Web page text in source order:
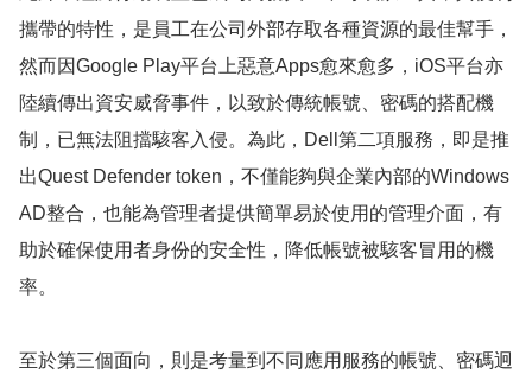
攜帶的特性，是員工在公司外部存取各種資源的最佳幫手，
然而因Google Play平台上惡意Apps愈來愈多，iOS平台亦
陸續傳出資安威脅事件，以致於傳統帳號、密碼的搭配機
制，已無法阻擋駭客入侵。為此，Dell第二項服務，即是推
出Quest Defender token，不僅能夠與企業內部的Windows
AD整合，也能為管理者提供簡單易於使用的管理介面，有
助於確保使用者身份的安全性，降低帳號被駭客冒用的機
率。
至於第三個面向，則是考量到不同應用服務的帳號、密碼迥